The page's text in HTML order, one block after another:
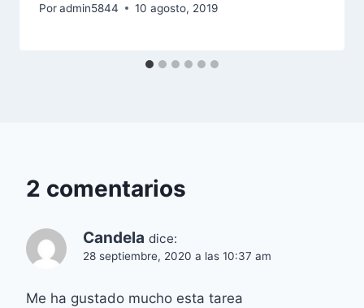
Poradmin5844 10 agosto, 2019
2 comentarios
Candela dice:
28 septiembre, 2020 a las 10:37 am
Me ha gustado mucho esta tarea